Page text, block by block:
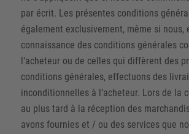
par écrit. Les présentes conditions
également exclusivement, même si nous,
connaissance des conditions générales
l‘acheteur ou de celles qui diffèrent des
conditions générales, effectuons des
inconditionnelles à l‘acheteur. Lors de la
au plus tard à la réception des
avons fournies et / ou des services que